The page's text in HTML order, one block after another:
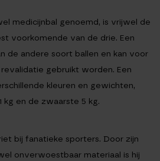
medicijnbal genoemd, is vrijwel de
voorkomende van de drie. Een
de andere soort ballen en kan voor
gebruikt worden. Een
kleuren en gewichten,
en de zwaarste 5 kg.
bij fanatieke sporters. Door zijn
onverwoestbaar materiaal is hij